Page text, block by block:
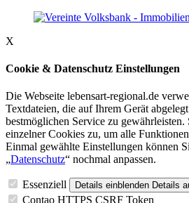
X
Cookie & Datenschutz Einstellungen
Die Webseite lebensart-regional.de
Textdateien, die auf Ihrem Gerät
bestmöglichen Service zu
einzelner Cookies zu, um alle
Einmal gewählte Einstellungen können
„Datenschutz“ nochmal anpassen.
Essenziell Details einblenden Details
Contao HTTPS CSRF Token